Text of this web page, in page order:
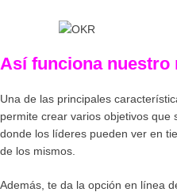
Así funciona nuestro
Una de las principales
permite crear varios objetivos que
donde los líderes pueden ver en
de los mismos.
Además, te da la opción en línea